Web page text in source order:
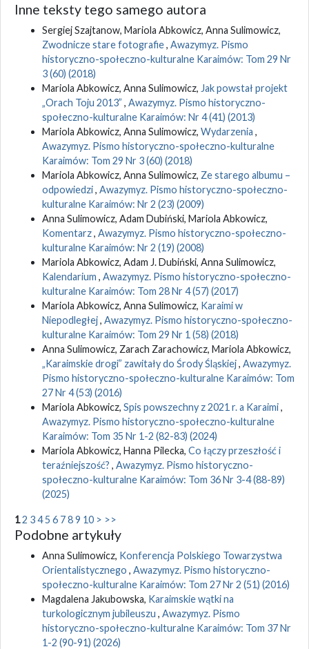
Inne teksty tego samego autora
Sergiej Szajtanow, Mariola Abkowicz, Anna Sulimowicz,
Zwodnicze stare fotografie, Awazymyz. Pismo
historyczno-społeczno-kulturalne Karaimów: Tom 29 Nr
3 (60) (2018)
Mariola Abkowicz, Anna Sulimowicz, Jak powstał projekt
„Orach Toju 2013” , Awazymyz. Pismo historyczno-
społeczno-kulturalne Karaimów: Nr 4 (41) (2013)
Mariola Abkowicz, Anna Sulimowicz, Wydarzenia ,
Awazymyz. Pismo historyczno-społeczno-kulturalne
Karaimów: Tom 29 Nr 3 (60) (2018)
Mariola Abkowicz, Anna Sulimowicz, Ze starego albumu –
odpowiedzi, Awazymyz. Pismo historyczno-społeczno-
kulturalne Karaimów: Nr 2 (23) (2009)
Anna Sulimowicz, Adam Dubiński, Mariola Abkowicz,
Komentarz, Awazymyz. Pismo historyczno-społeczno-
kulturalne Karaimów: Nr 2 (19) (2008)
Mariola Abkowicz, Adam J. Dubiński, Anna Sulimowicz,
Kalendarium , Awazymyz. Pismo historyczno-społeczno-
kulturalne Karaimów: Tom 28 Nr 4 (57) (2017)
Mariola Abkowicz, Anna Sulimowicz, Karaimi w
Niepodległej, Awazymyz. Pismo historyczno-społeczno-
kulturalne Karaimów: Tom 29 Nr 1 (58) (2018)
Anna Sulimowicz, Zarach Zarachowicz, Mariola Abkowicz,
„Karaimskie drogi” zawitały do Środy Śląskiej, Awazymyz.
Pismo historyczno-społeczno-kulturalne Karaimów: Tom
27 Nr 4 (53) (2016)
Mariola Abkowicz, Spis powszechny z 2021 r. a Karaimi,
Awazymyz. Pismo historyczno-społeczno-kulturalne
Karaimów: Tom 35 Nr 1-2 (82-83) (2024)
Mariola Abkowicz, Hanna Pilecka, Co łączy przeszłość i
teraźniejszość? , Awazymyz. Pismo historyczno-
społeczno-kulturalne Karaimów: Tom 36 Nr 3-4 (88-89)
(2025)
12 345 6 789 10 > >>
Podobne artykuły
Anna Sulimowicz, Konferencja Polskiego Towarzystwa
Orientalistycznego , Awazymyz. Pismo historyczno-
społeczno-kulturalne Karaimów: Tom 27 Nr 2 (51) (2016)
Magdalena Jakubowska, Karaimskie wątki na
turkologicznym jubileuszu , Awazymyz. Pismo
historyczno-społeczno-kulturalne Karaimów: Tom 37 Nr
1-2 (90-91) (2026)